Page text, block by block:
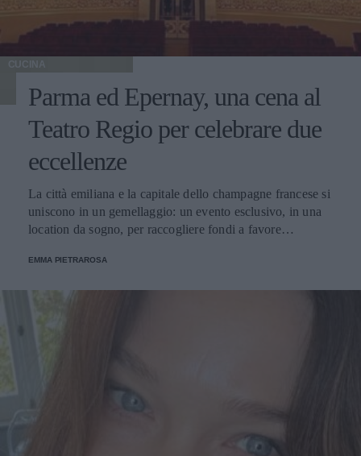
CUCINA
Parma ed Epernay, una cena al
Teatro Regio per celebrare due
eccellenze
La città emiliana e la capitale dello champagne francese si
uniscono in un gemellaggio: un evento esclusivo, in una
location da sogno, per raccogliere fondi a favore
EMMA PIETRAROSA